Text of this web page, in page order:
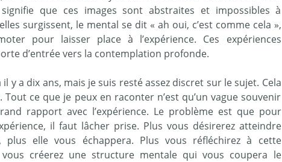
signifie que ces images sont abstraites et impossibles à
surgissent, le mental se dit « ah oui, c’est comme cela »,
pour laisser place à l’expérience. Ces expériences
d’entrée vers la contemplation profonde.
il y a dix ans, mais je suis resté assez discret sur le sujet. Cela
Tout ce que je peux en raconter n’est qu’un vague souvenir
rapport avec l’expérience. Le problème est que pour
il faut lâcher prise. Plus vous désirerez atteindre
plus elle vous échappera. Plus vous réfléchirez à cette
vous créerez une structure mentale qui vous coupera le